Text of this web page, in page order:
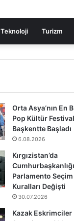
Teknoloji Turizm
Orta Asya’nın En
Pop Kültür
Başkentte Başladı
6.08.2026
Kırgızistan’da
Parlamento Seçim
Kuralları Değişti
30.07.2026
Kazak Eskrimciler